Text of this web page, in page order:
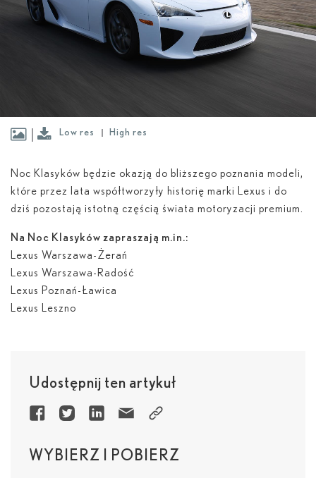
Low res High res
Noc Klasyków będzie okazją do bliższego poznania modeli,
które przez lata współtworzyły historię marki Lexus i do
dziś pozostają istotną częścią świata motoryzacji premium.
Na Noc Klasyków zapraszają m.in.:
Lexus Warszawa-Żerań
Lexus Warszawa-Radość
Lexus Poznań-Ławica
Lexus Leszno
WYBIERZ I POBIERZ
Udostępnij ten artykuł